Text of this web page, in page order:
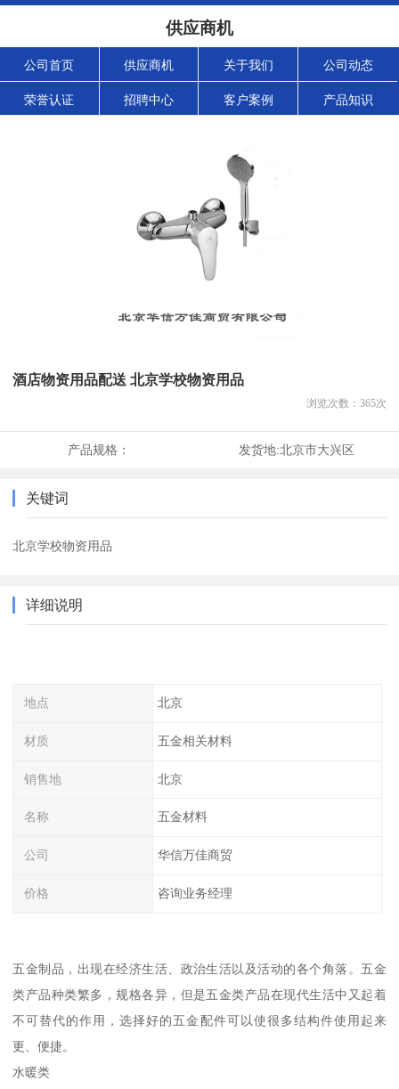
供应商机
公司首页 供应商机 关于我们 公司动态
荣誉认证 招聘中心 客户案例 产品知识
酒店物资用品配送 北京学校物资用品
浏览次数： 365次
产品规格： 发货地:北京市大兴区
关键词
北京学校物资用品
详细说明
地点 北京
材质 五金相关材料
销售地 北京
名称 五金材料
公司 华信万佳商贸
价格 咨询业务经理
五金制品，出现在经济生活、政治生活以及活动的各个角落。五金
类产品种类繁多，规格各异，但是五金类产品在现代生活中又起着
不可替代的作用，选择好的五金配件可以使很多结构件使用起来
更、便捷。
水暖类